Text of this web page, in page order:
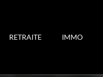
RETRAITE IMMO